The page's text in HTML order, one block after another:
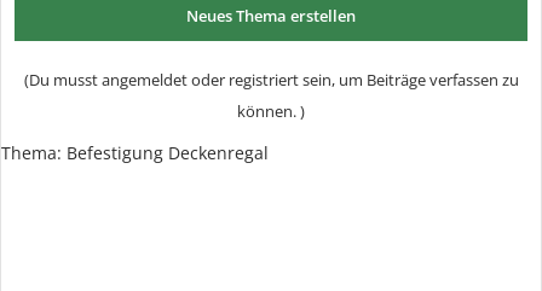
Neues Thema erstellen
(Du musst angemeldet oder registriert sein, um Beiträge verfassen zu
können. )
Thema: Befestigung Deckenregal